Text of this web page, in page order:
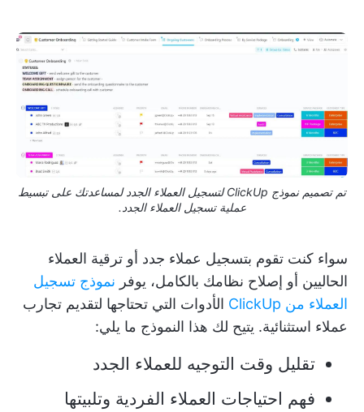
تم تصميم نموذج ClickUp لتسجيل العملاء الجدد لمساعدتك على تبسيط
عملية تسجيل العملاء الجدد.
سواء كنت تقوم بتسجيل عملاء جدد أو ترقية العملاء
الحاليين أو إصلاح نظامك بالكامل، يوفر نموذج تسجيل
العملاء من ClickUp
الأدوات التي تحتاجها لتقديم تجارب
عملاء استثنائية. يتيح لك هذا النموذج ما يلي:
تقليل وقت التوجيه للعملاء الجدد
فهم احتياجات العملاء الفردية وتلبيتها